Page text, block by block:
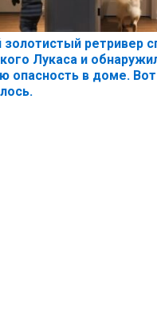
ретривер
Лукаса и
опасность в доме.